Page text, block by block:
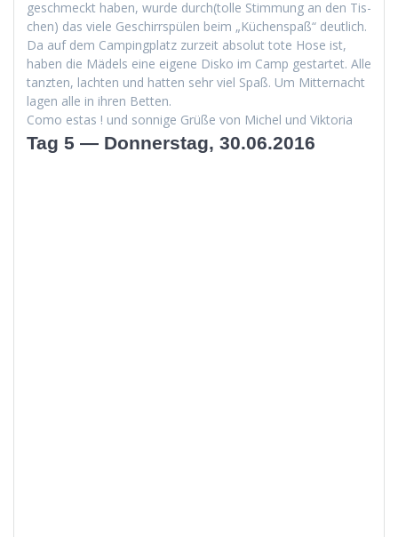
geschmeckt haben, wurde durch(tolle Stim­mung an den Tis­
chen) das viele Geschirrspülen beim „Küchenspaß“ deut­lich.
Da auf dem Camp­ing­platz zurzeit abso­lut tote Hose ist,
haben die Mädels eine eigene Disko im Camp ges­tartet. Alle
tanzten, lacht­en und hat­ten sehr viel Spaß. Um Mit­ter­nacht
lagen alle in ihren Betten.
Como estas ! und son­nige Grüße von Michel und Viktoria
Tag 5 — Donnerstag, 30.06.2016